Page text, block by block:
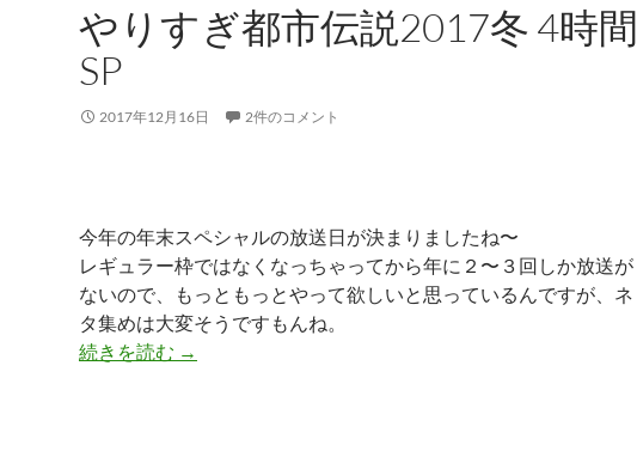
やりすぎ都市伝説2017冬 4時間
SP
2017年12月16日 2件のコメント
今年の年末スペシャルの放送日が決まりましたね〜
レギュラー枠ではなくなっちゃってから年に２〜３回しか放送が
ないので、もっともっとやって欲しいと思っているんですが、ネ
タ集めは大変そうですもんね。
続きを読む やりすぎ都市伝説2017冬 4時間SP
→